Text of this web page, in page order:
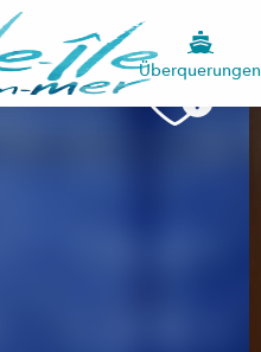
Überquerungen